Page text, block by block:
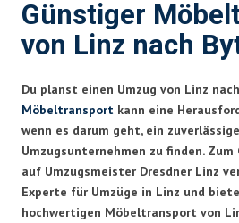
Günstiger
von Linz nach
Du planst einen Umzug von Linz
Möbeltransport kann eine
wenn es darum geht, ein
Umzugsunternehmen zu finden.
auf Umzugsmeister Dresdner Linz
Experte für Umzüge in Linz und
hochwertigen Möbeltransport von